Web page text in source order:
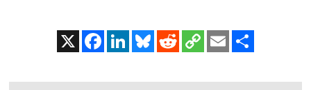
FacebookLinkedInBluesky Reddit
Copy
Link
Email